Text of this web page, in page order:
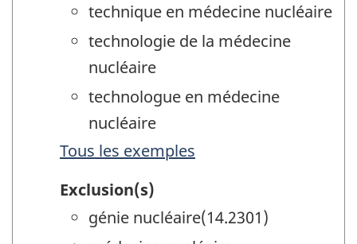
technique en médecine nucléaire
technologie de la médecine
nucléaire
technologue en médecine
nucléaire
Tous les exemples
Exclusion(s)
génie nucléaire(14.2301)